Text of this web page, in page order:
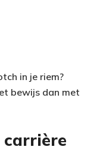
in je riem?
bewijs dan met